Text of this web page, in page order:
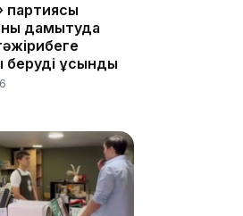
партиясы
дамытуда
беруді ұсынды